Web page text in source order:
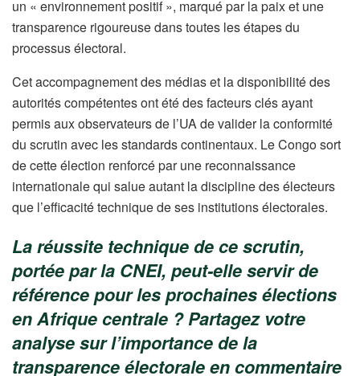
un « environnement positif », marqué par la paix et une
transparence rigoureuse dans toutes les étapes du
processus électoral.
Cet accompagnement des médias et la disponibilité des
autorités compétentes ont été des facteurs clés ayant
permis aux observateurs de l’UA de valider la conformité
du scrutin avec les standards continentaux. Le Congo sort
de cette élection renforcé par une reconnaissance
internationale qui salue autant la discipline des électeurs
que l’efficacité technique de ses institutions électorales.
La réussite technique de ce scrutin,
portée par la CNEI, peut-elle servir de
référence pour les prochaines élections
en Afrique centrale ? Partagez votre
analyse sur l’importance de la
transparence électorale en commentaire